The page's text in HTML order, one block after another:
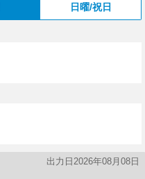
日曜/祝日
出力日2026年08月08日